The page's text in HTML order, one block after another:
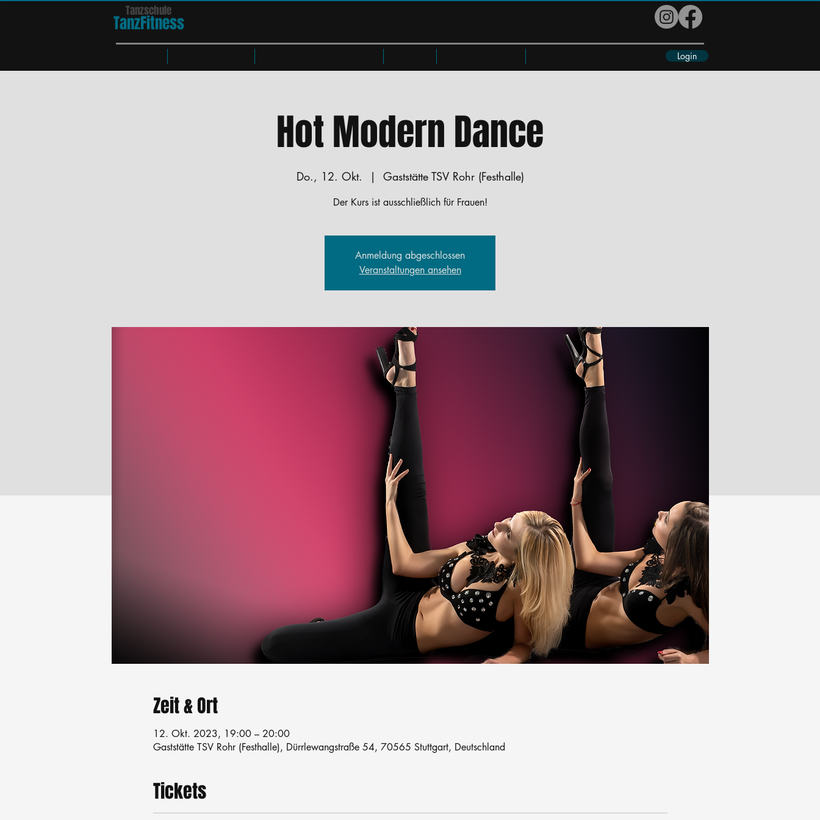
Tanzschule
TanzFitness
Login
Hot Modern Dance
Do., 12. Okt.
  |
Gaststätte TSV Rohr (Festhalle)
Der Kurs ist ausschließlich für Frauen!
Anmeldung abgeschlossen
Veranstaltungen ansehen
Zeit & Ort
12. Okt. 2023, 19:00 – 20:00
Gaststätte TSV Rohr (Festhalle), Dürrlewangstraße 54, 70565 Stuttgart, Deutschland
Tickets